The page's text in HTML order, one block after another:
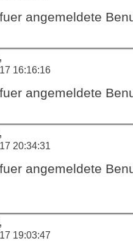
angemeldete
16:16:16
angemeldete
20:34:31
angemeldete
19:03:47